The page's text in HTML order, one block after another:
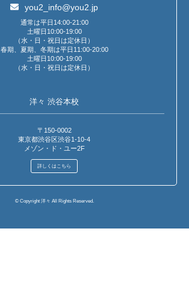
you2_info@you2.jp
通常は平日14:00-21:00
土曜日10:00-19:00
（水・日・祝日は定休日）
春期、夏期、冬期は平日11:00-20:00
土曜日10:00-19:00
（水・日・祝日は定休日）
洋々 渋谷本校
〒150-0002
東京都渋谷区渋谷1-10-4
メゾン・ド・ユー2F
詳しくはこちら
© Copyright 洋々 All Rights Reserved.